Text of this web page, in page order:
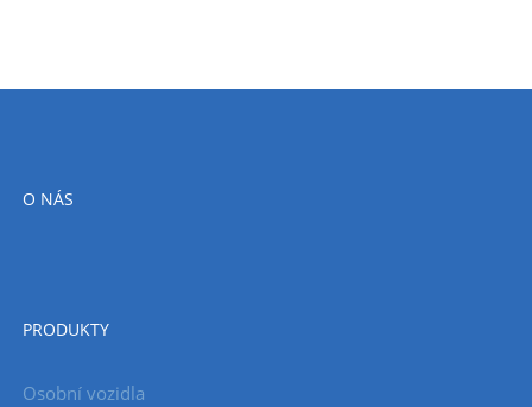
O NÁS
PRODUKTY
Osobní vozidla